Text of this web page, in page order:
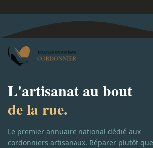
L'artisanat au bout
de la rue.
Le premier annuaire national dédié aux
cordonniers artisanaux. Réparer plutôt que